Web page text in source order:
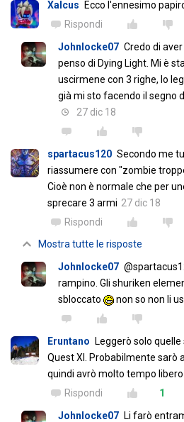
Xalcus Ecco l'ennesimo
Rispondi
Johnlocke07 Credo di
penso di Dying Light. Mi è
uscirmene con 3 righe, lo
già mi sto facendo il segno
27 dic 18
spartacus120 Secondo me
riassumere con "zombie
Cioè non è normale che per
sprecare 3 armi 27 dic 18
Rispondi
Mostra tutte le risposte
Johnlocke07
rampino. Gli shuriken
sbloccato
non so non li
Eruntano
Leggerò solo
Quest XI. Probabilmente sarò
quindi avrò molto tempo libero
Rispondi
1
Johnlocke07 Li farò